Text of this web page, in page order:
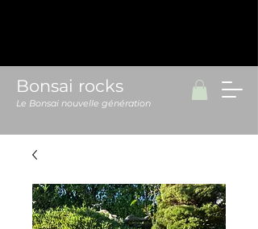
Bonsai rocks
Le Bonsai nouvelle génération